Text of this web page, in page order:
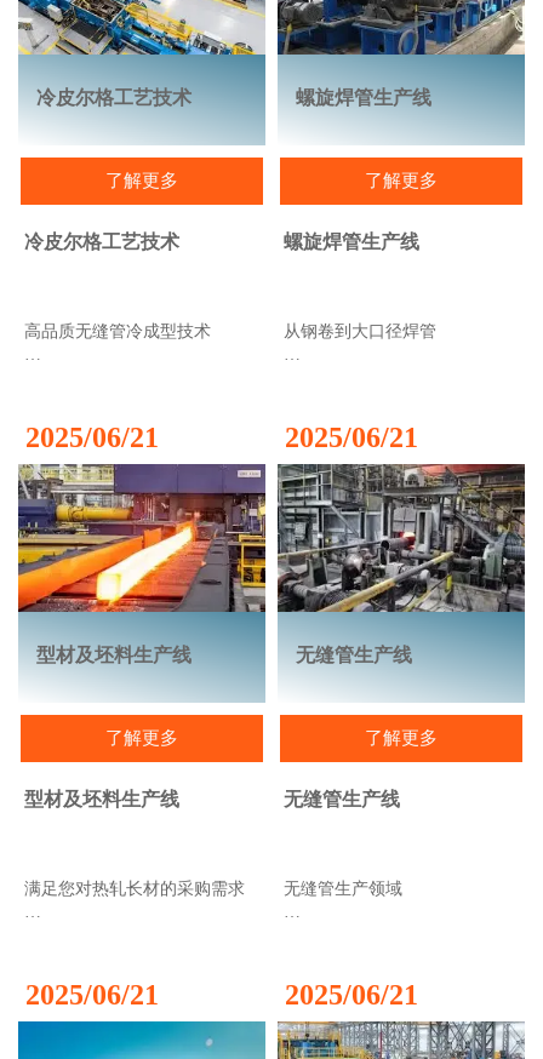
冷皮尔格工艺技术
了解更多
冷皮尔格工艺技术
高品质无缝管冷成型技术
铜和钛合金；生产通过特殊的
冷轧工艺完成，这使其在众多
钢管加工工艺中脱颖而出。该
工艺在减小直径和壁厚的同
时，实现了最严格的外径和壁
厚公差。冷轧管可用于医疗、
化工、航空、食品和汽车工
业，也可用于石油特种管
和热交换器（Inconel®和
冷皮尔格轧机是一种轧制工
个成型步骤来提高管材的圆
心轴连接到一根长心轴杆上，
该杆由心轴卡盘固定并旋转。
两个滚轮以擀面杖擀面团的方
螺旋焊管生产线
了解更多
螺旋焊管生产线
从钢卷到大口径焊管
在生产直径和壁厚方面也具有
很高的灵活性。正因如此，螺
旋焊管生产才在其他焊管生产
工艺受限的地方应运而生——
无论是输送管道、水管
（AWWA）还是油气管道
（API）。
生产螺旋焊管，采用传统的一
法）。最终产品的抗损伤能力
2025/06/21
型材及坯料生产线
了解更多
型材及坯料生产线
满足您对热轧长材的采购需求
坯料的生产提供创新的解决方
案和可靠的技术支持。
对于H型钢以及其他截面尺寸更
2025/06/21
无缝管生产线
了解更多
无缝管生产线
无缝管生产领域
们不断改进和升级无缝管生产
工艺。我们服务于油田、建筑
和汽车行业，确保我们的技术
和解决方案能够满足管道市场
2025/06/21 2025/06/21